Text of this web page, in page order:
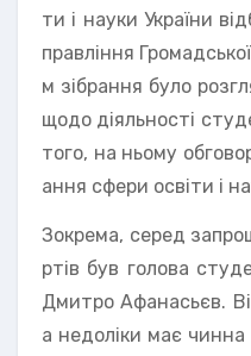
ти і науки України
правління
м зібрання було
щодо діяльності
того, на ньому
ання сфери освіти і
Зокрема, серед
ртів був голова
Дмитро Афанасьєв.
а недоліки має чинна